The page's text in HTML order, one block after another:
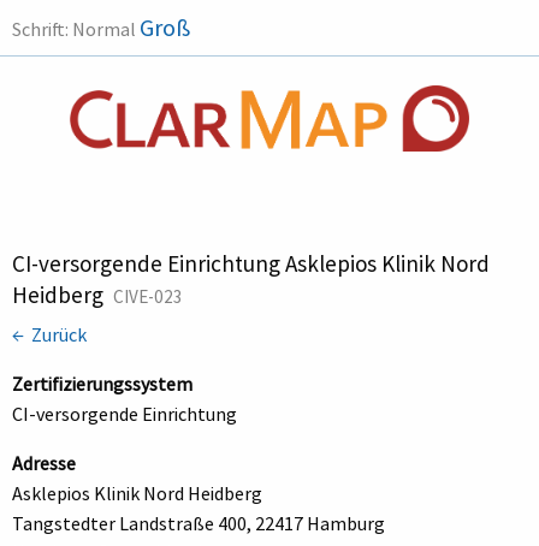
Schrift: Normal Groß
CI-versorgende Einrichtung Asklepios Klinik Nord
Heidberg CIVE-023
← Zurück
Zertifizierungssystem
CI-versorgende Einrichtung
Adresse
Asklepios Klinik Nord Heidberg
Tangstedter Landstraße 400, 22417 Hamburg